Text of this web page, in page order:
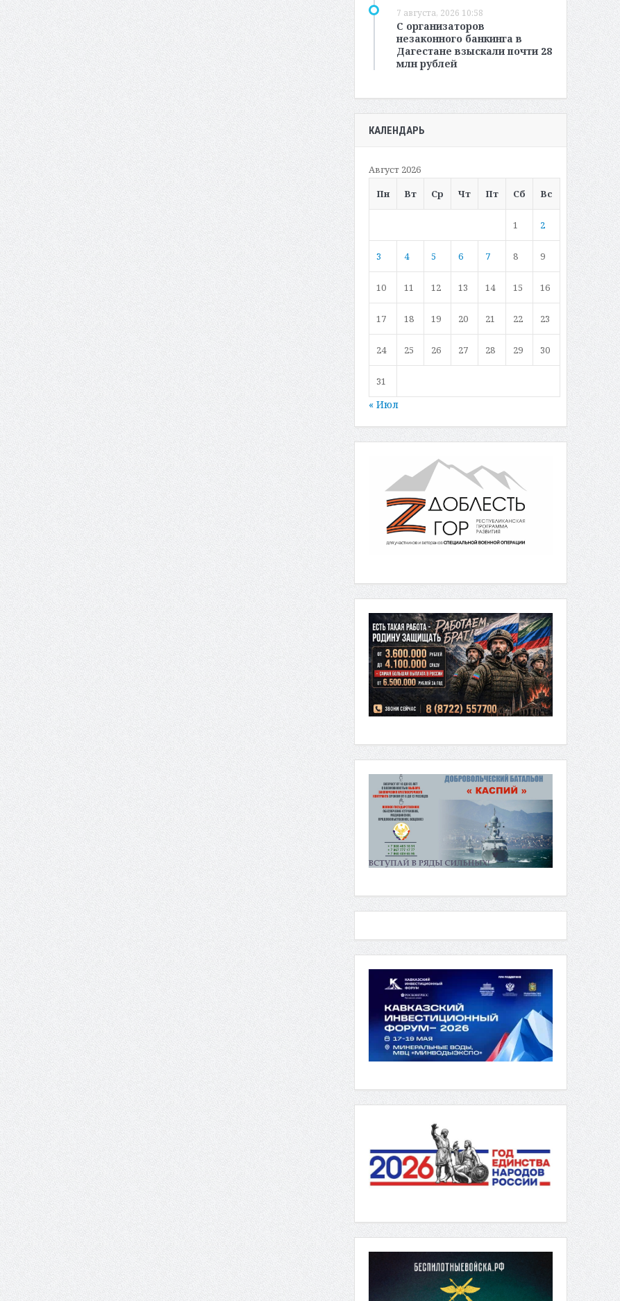
7 августа, 2026 10:58
С организаторов
незаконного банкинга в
Дагестане взыскали почти 28
млн рублей
КАЛЕНДАРЬ
Август 2026
Пн
Вт Ср Чт Пт Сб Вс
1 2
3 4 5 6 7 8 9
10 11 12 13 14 15 16
17 18 19 20 21 22 23
24 25 26 27 28 29 30
31
« Июл